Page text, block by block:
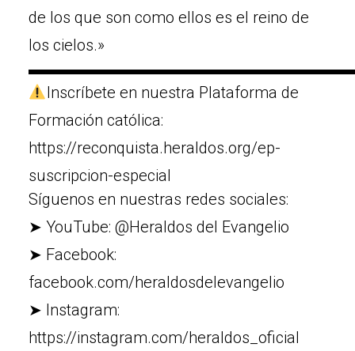
de los que son como ellos es el reino de
los cielos.»
Inscríbete en nuestra Plataforma de
Formación católica:
https://reconquista.heraldos.org/ep-
suscripcion-especial
Síguenos en nuestras redes sociales:
➤ YouTube: @Heraldos del Evangelio
➤ Facebook:
facebook.com/heraldosdelevangelio
➤ Instagram:
https://instagram.com/heraldos_oficial